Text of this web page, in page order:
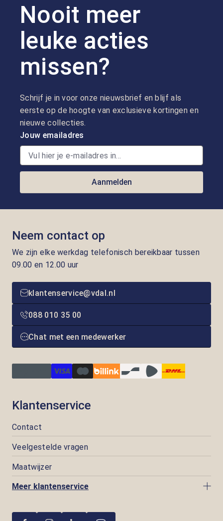
Nooit meer
leuke acties
missen?
Schrijf je in voor onze nieuwsbrief en blijf als
eerste op de hoogte van exclusieve kortingen en
nieuwe collecties.
Jouw emailadres
Aanmelden
Neem contact op
We zijn elke werkdag telefonisch bereikbaar tussen
09.00 en 12.00 uur
klantenservice@vdal.nl
088 010 35 00
Chat met een medewerker
Klantenservice
Contact
Veelgestelde vragen
Maatwijzer
Meer klantenservice